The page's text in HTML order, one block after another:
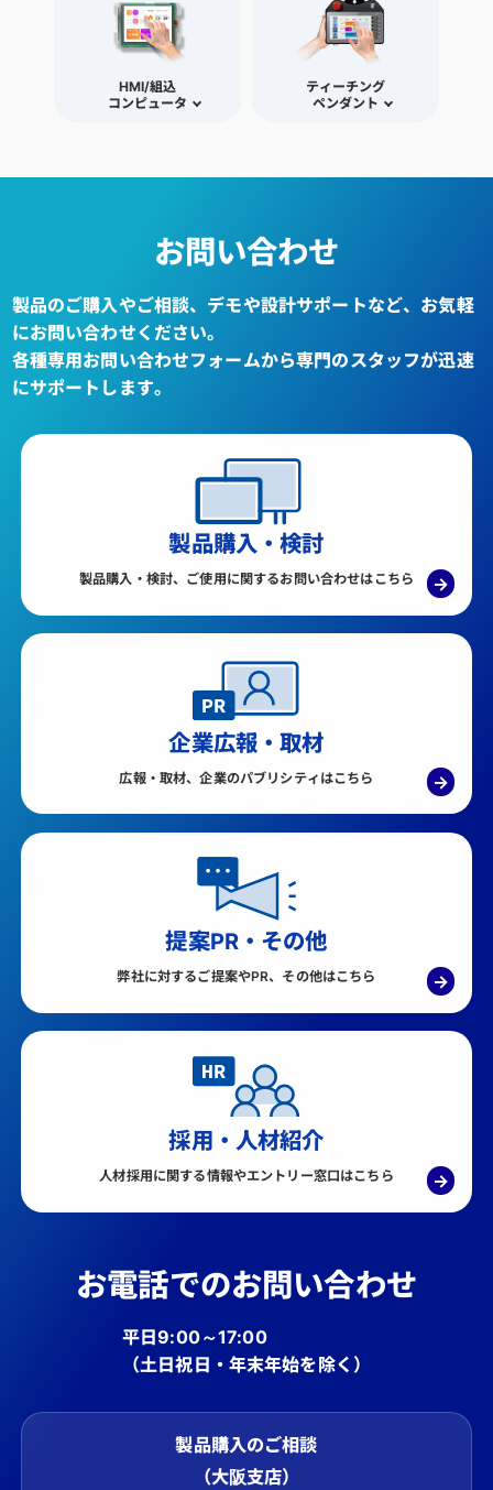
HMI/組込
コンピュータ
ティーチング
ペンダント
お問い合わせ
製品のご購入やご相談、デモや設計サポートなど、お気軽
にお問い合わせください。
各種専用お問い合わせフォームから専門のスタッフが迅速
にサポートします。
製品購入・検討
製品購入・検討、ご使用に関するお問い合わせはこちら →
企業広報・取材
広報・取材、企業のパブリシティはこちら →
提案PR・その他
弊社に対するご提案やPR、その他はこちら →
採用・人材紹介
人材採用に関する情報やエントリー窓口はこちら →
お電話でのお問い合わせ
平日9:00～17:00
（土日祝日・年末年始を除く）
製品購入のご相談
（大阪支店）